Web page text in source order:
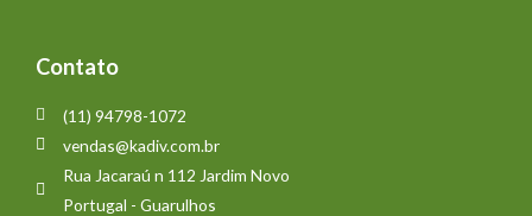
Contato
(11) 94798-1072
vendas@kadiv.com.br
Rua Jacaraú n 112 Jardim Novo
Portugal - Guarulhos